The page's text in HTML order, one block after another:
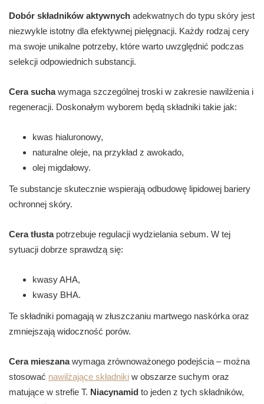
Dobór składników aktywnych adekwatnych do typu skóry jest
niezwykle istotny dla efektywnej pielęgnacji. Każdy rodzaj cery
ma swoje unikalne potrzeby, które warto uwzględnić podczas
selekcji odpowiednich substancji.
Cera suchawymaga szczególnej troski w zakresie nawilżenia i
regeneracji. Doskonałym wyborem będą składniki takie jak:
kwas hialuronowy,
naturalne oleje, na przykład z awokado,
olej migdałowy.
Te substancje skutecznie wspierają odbudowę lipidowej bariery
ochronnej skóry.
Cera tłustapotrzebuje regulacji wydzielania sebum. W tej
sytuacji dobrze sprawdzą się:
kwasy AHA,
kwasy BHA.
Te składniki pomagają w złuszczaniu martwego naskórka oraz
zmniejszają widoczność porów.
Cera mieszanawymaga zrównoważonego podejścia – można
stosować nawilżające składniki w obszarze suchym oraz
matujące w strefie T. Niacynamid to jeden z tych składników,